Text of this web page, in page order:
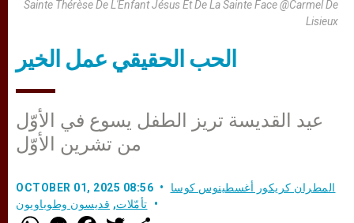
Sainte Thérèse De L'Enfant Jésus Et De La Sainte Face @Carmel De
Lisieux
الحب الحقيقي عمل الخير
عيد القديسة تريز الطفل يسوع في الأوّل
من تشرين الأوّل
OCTOBER 01, 2025 08:56
المطران كريكور أغسطينوس كوسا
تأمّلات, قديسون وطوباويون
W M F T